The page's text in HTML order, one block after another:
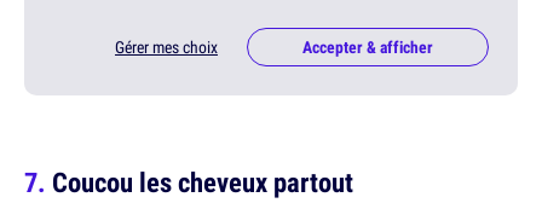
Gérer mes choix Accepter & afficher
Coucou les cheveux partout